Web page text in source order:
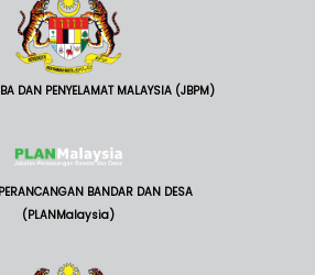
DAN PENYELAMAT MALAYSIA (JBPM)
BANDAR DAN DESA
(PLANMalaysia)